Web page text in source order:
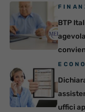
BTP
uffici